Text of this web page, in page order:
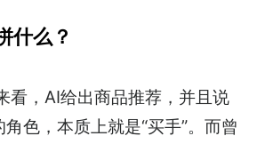
什么？
看，AI给出商品推荐，并且说
角色，本质上就是“买手”。而曾